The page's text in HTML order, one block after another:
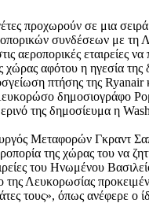
προχωρούν σε μια σειρά
συνδέσεων με τη
αεροπορικές εταιρείες
χώρας αφότου η ηγεσία της
πτήσης της Ryanair
δημοσιογράφο
της δημοσίευμα η
Μεταφορών Γκραντ
της χώρας του να
του Ηνωμένου
της Λευκορωσίας
τους», όπως ανέφερε ο